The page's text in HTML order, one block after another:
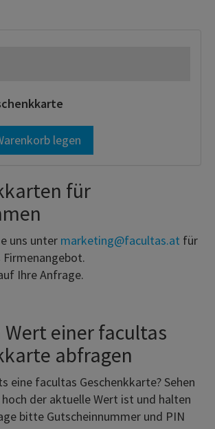
legen
für
uns unter marketing@facultas.at für
Ihre Anfrage.
einer facultas
abfragen
eine facultas Geschenkkarte? Sehen
hoch der aktuelle Wert ist und halten
bitte Gutscheinnummer und PIN